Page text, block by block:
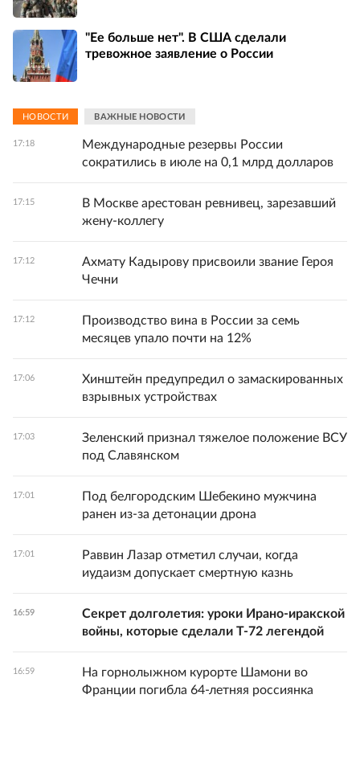
"Ее больше нет". В США сделали
тревожное заявление о России
НОВОСТИ ВАЖНЫЕ НОВОСТИ
17:18
Международные резервы России
сократились в июле на 0,1 млрд долларов
17:15
В Москве арестован ревнивец, зарезавший
жену-коллегу
17:12
Ахмату Кадырову присвоили звание Героя
Чечни
17:12
Производство вина в России за семь
месяцев упало почти на 12%
17:06
Хинштейн предупредил о замаскированных
взрывных устройствах
17:03
Зеленский признал тяжелое положение ВСУ
под Славянском
17:01
Под белгородским Шебекино мужчина
ранен из-за детонации дрона
17:01
Раввин Лазар отметил случаи, когда
иудаизм допускает смертную казнь
16:59
Секрет долголетия: уроки Ирано-иракской
войны, которые сделали Т-72 легендой
16:59
На горнолыжном курорте Шамони во
Франции погибла 64-летняя россиянка